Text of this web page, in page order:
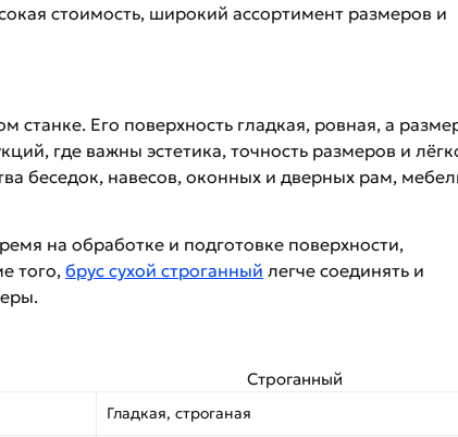
стоимость, широкий ассортимент размеров и
Его поверхность гладкая, ровная, а
где важны эстетика, точность размеров и
беседок, навесов, оконных и дверных рам,
на обработке и подготовке поверхности,
того, брус сухой строганный легче соединять и
Строганный
Гладкая, строганая